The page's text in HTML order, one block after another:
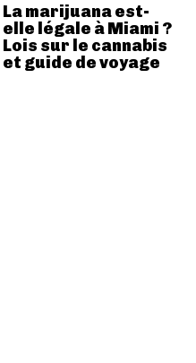
La marijuana est-
elle légale à Miami ?
Lois sur le cannabis
et guide de voyage